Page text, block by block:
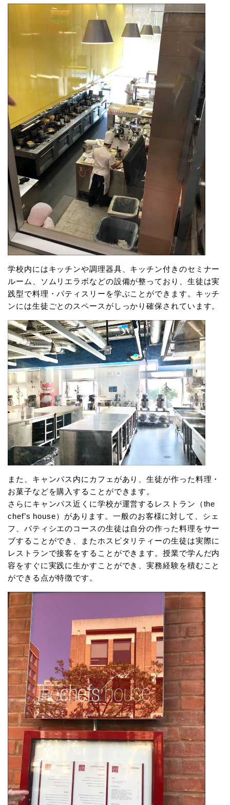
学校内にはキッチンや調理器具、キッチン付きのセミナー
ルーム、ソムリエラボなどの設備が整っており、生徒は実
践型で料理・パティスリーを学ぶことができます。キッチ
ンには生徒ごとのスペースがしっかり確保されています。
また、キャンパス内にカフェがあり、生徒が作った料理・
お菓子などを購入することができます。
さらにキャンパス近くに学校が運営するレストラン（the
chef’s house）があります。一般のお客様に対して、シェ
フ、パティシエのコースの生徒は自分の作った料理をサー
ブすることができ、またホスピタリティーの生徒は実際に
レストランで接客をすることができます。授業で学んだ内
容をすぐに実践に生かすことができ、実務経験を積むこと
ができる点が特徴です。